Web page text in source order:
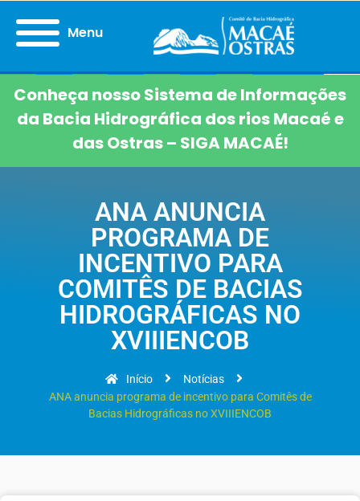
Menu
Conheça nosso Sistema de Informações
da Bacia Hidrográfica dos rios Macaé e
das Ostras – SIGA MACAÉ!
ANA ANUNCIA
PROGRAMA DE
INCENTIVO PARA
COMITÊS DE BACIAS
HIDROGRÁFICAS NO
XVIIIENCOB
Início
Notícias
ANA anuncia programa de incentivo para Comitês de
Bacias Hidrográficas no XVIIIENCOB